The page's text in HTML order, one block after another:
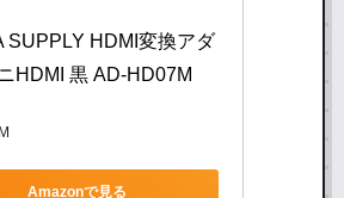
SUPPLY HDMI変換アダ
HDMI 黒 AD-HD07M
Amazonで見る